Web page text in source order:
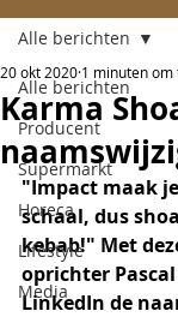
Alle berichten
Producent
Supermarkt
Horeca
Lifestyle
Media
Alle berichten
Karma
20 okt 2020 1 minuten om
"Impact maak
schaal, dus
kebab!" Met
oprichter
LinkedIn de